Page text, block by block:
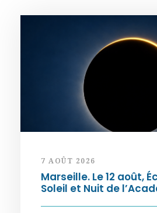
7 AOÛT 2026
Marseille. Le 12 août,
Soleil et Nuit de